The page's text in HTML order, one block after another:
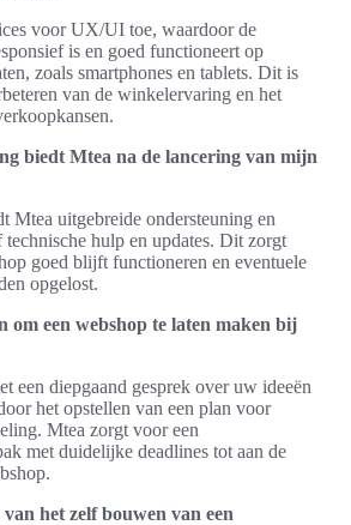
voor UX/UI toe, waardoor de
is en goed functioneert op
zoals smartphones en tablets. Dit is
van de winkelervaring en het
biedt Mtea na de lancering van mijn
Mtea uitgebreide ondersteuning en
hulp en updates. Dit zorgt
goed blijft functioneren en eventuele
opgelost.
om een webshop te laten maken bij
een diepgaand gesprek over uw ideeën
het opstellen van een plan voor
Mtea zorgt voor een
met duidelijke deadlines tot aan de
het zelf bouwen van een